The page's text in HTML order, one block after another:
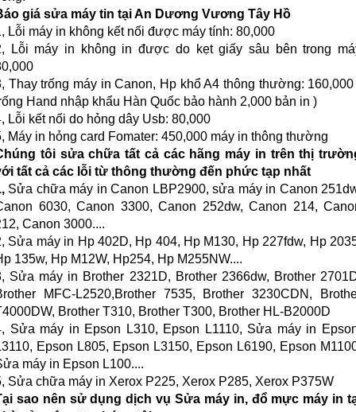
giá sửa máy tin tại An Dương Vương Tây Hồ
Lỗi máy in không kết nối được máy tính: 80,000
Lỗi máy in không in được do kẹt giấy sâu bên trong
Thay trống máy in Canon, Hp khổ A4 thông thường: 160,000
Hand nhập khẩu Hàn Quốc bảo hành 2,000 bản in )
Lỗi kết nối do hỏng dây Usb: 80,000
Máy in hỏng card Fomater: 450,000 máy in thông thường
tôi sửa chữa tất cả các hãng máy in trên thị
tất cả các lỗi từ thông thường đến phức tạp nhất
Sửa chữa máy in Canon LBP2900, sửa máy in Canon
6030, Canon 3300, Canon 252dw, Canon 214,
Canon 3000....
Sửa máy in Hp 402D, Hp 404, Hp M130, Hp 227fdw, Hp
135w, Hp M12W, Hp254, Hp M255NW....
Sửa máy in Brother 2321D, Brother 2366dw, Brother
MFC-L2520,Brother 7535, Brother 3230CDN,
Brother T310, Brother T300, Brother HL-B2000D
Sửa máy in Epson L310, Epson L1110, Sửa máy in
Epson L805, Epson L3150, Epson L6190, Epson
máy in Epson L100....
Sửa chữa máy in Xerox P225, Xerox P285, Xerox P375W
sao nên sử dụng dịch vụ Sửa máy in, đổ mực máy in